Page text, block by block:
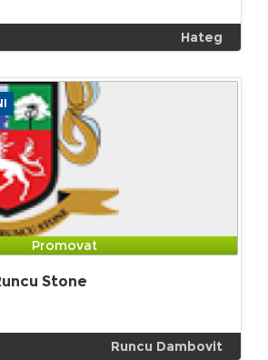
Hateg
Promovat
Stone
Runcu Dambovit